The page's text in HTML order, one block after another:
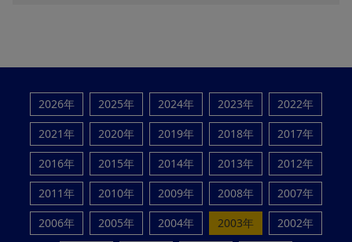
2026年 2025年 2024年 2023年
2022年
2021年
2020年 2019年 2018年
2017年
2016年
2015年 2014年 2013年
2012年
2011年
2010年 2009年 2008年
2007年
2006年
2005年 2004年 2003年
2002年